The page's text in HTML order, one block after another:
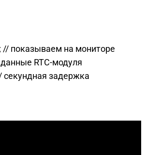
показываем на мониторе
RTC-модуля
задержка